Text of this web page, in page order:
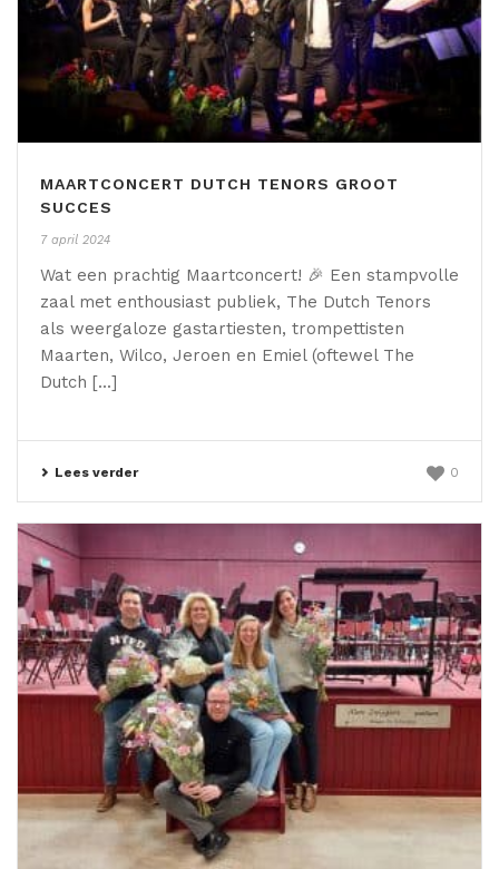
MAARTCONCERT DUTCH TENORS GROOT
SUCCES
7 april 2024
Wat een prachtig Maartconcert! 🎉 Een stampvolle
zaal met enthousiast publiek, The Dutch Tenors
als weergaloze gastartiesten, trompettisten
Maarten, Wilco, Jeroen en Emiel (oftewel The
Dutch [...]
Lees verder 0